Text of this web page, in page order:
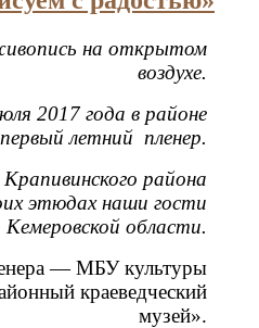
на открытом
воздухе.
2017 года в районе
летний пленер.
района
этюдах наши гости
области.
— МБУ культуры
краеведческий
музей».